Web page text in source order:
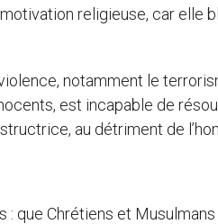
religieuse, car elle
notamment le
est incapable de
au détriment de
: que Chrétiens et